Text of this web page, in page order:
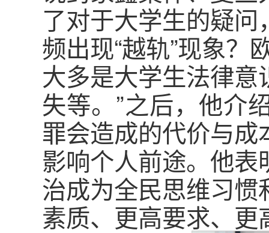
了对于大学生的疑
频出现“越轨”现象？
大多是大学生法律
失等。”之后，他介
罪会造成的代价与
影响个人前途。他
治成为全民思维习
素质、更高要求、更